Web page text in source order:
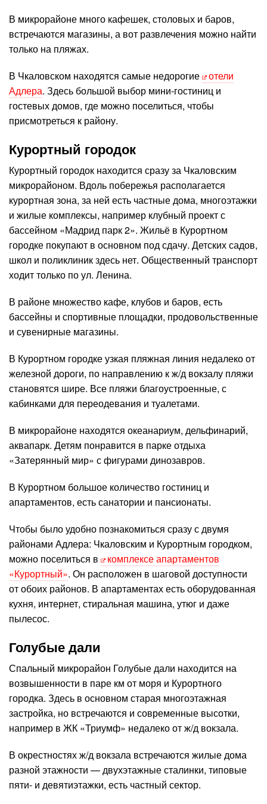
В микрорайоне много кафешек, столовых и баров,
встречаются магазины, а вот развлечения можно найти
только на пляжах.
В Чкаловском находятся самые недорогие
отели
Адлера. Здесь большой выбор мини-гостиниц и
гостевых домов, где можно поселиться, чтобы
присмотреться к району.
Курортный городок
Курортный городок находится сразу за Чкаловским
микрорайоном. Вдоль побережья располагается
курортная зона, за ней есть частные дома, многоэтажки
и жилые комплексы, например клубный проект с
бассейном «Мадрид парк 2». Жильё в Курортном
городке покупают в основном под сдачу. Детских садов,
школ и поликлиник здесь нет. Общественный транспорт
ходит только по ул. Ленина.
В районе множество кафе, клубов и баров, есть
бассейны и спортивные площадки, продовольственные
и сувенирные магазины.
В Курортном городке узкая пляжная линия недалеко от
железной дороги, по направлению к ж/д вокзалу пляжи
становятся шире. Все пляжи благоустроенные, с
кабинками для переодевания и туалетами.
В микрорайоне находятся океанариум, дельфинарий,
аквапарк. Детям понравится в парке отдыха
«Затерянный мир» с фигурами динозавров.
В Курортном большое количество гостиниц и
апартаментов, есть санатории и пансионаты.
Чтобы было удобно познакомиться сразу с двумя
районами Адлера: Чкаловским и Курортным городком,
можно поселиться в
комплексе апартаментов
«Курортный». Он расположен в шаговой доступности
от обоих районов. В апартаментах есть оборудованная
кухня, интернет, стиральная машина, утюг и даже
пылесос.
Голубые дали
Спальный микрорайон Голубые дали находится на
возвышенности в паре км от моря и Курортного
городка. Здесь в основном старая многоэтажная
застройка, но встречаются и современные высотки,
например в ЖК «Триумф» недалеко от ж/д вокзала.
В окрестностях ж/д вокзала встречаются жилые дома
разной этажности — двухэтажные сталинки, типовые
пяти- и девятиэтажки, есть частный сектор.